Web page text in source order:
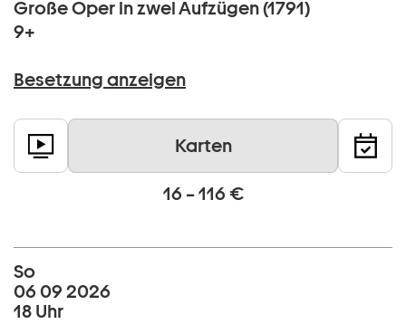
Große Oper in zwei Aufzügen (1791)
9+
Besetzung anzeigen
Karten
16 – 116 €
So
06 09 2026
18 Uhr